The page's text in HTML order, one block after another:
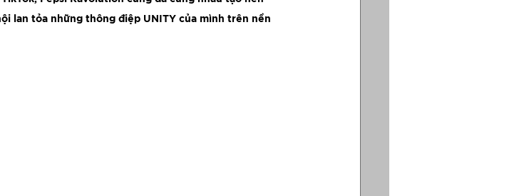
lan tỏa những thông điệp UNITY của mình trên nền